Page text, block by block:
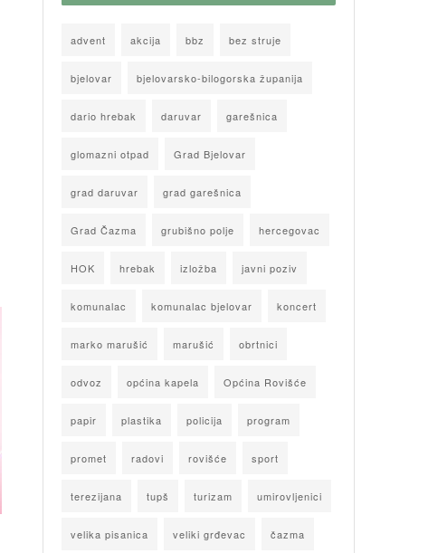
advent akcija bbz bez struje
bjelovar bjelovarsko-bilogorska županija
dario hrebak daruvar garešnica
glomazni otpad Grad Bjelovar
grad daruvar grad garešnica
Grad Čazma grubišno polje hercegovac
HOK hrebak izložba javni poziv
komunalac komunalac bjelovar koncert
marko marušić marušić obrtnici
odvoz općina kapela Općina Rovišće
papir plastika policija program
promet radovi rovišće sport
terezijana tupš turizam umirovljenici
velika pisanica veliki grđevac čazma